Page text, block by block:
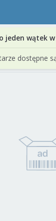
jeden wątek
dostępne